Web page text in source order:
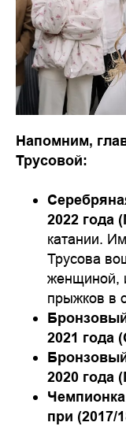
Напомним,
Трусовой:
2022 года
катании.
Трусова
женщиной,
прыжков в
2021 года
2020 года
при (2017/